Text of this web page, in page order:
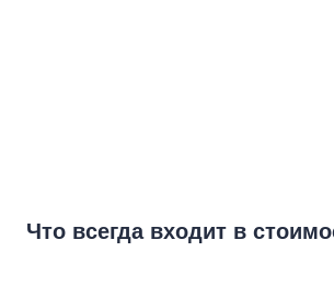
Что всегда входит в